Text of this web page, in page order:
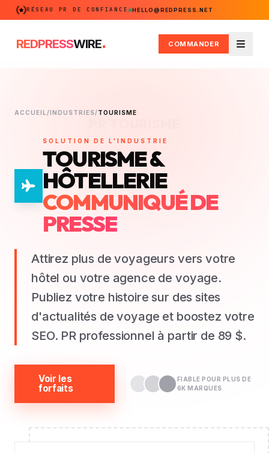
RÉSEAU PR DE CONFIANCE HELLO@REDPRESS.NET
REDPRESSWIRE. COMMANDER
Menu
ACCUEIL/INDUSTRIES/TOURISME
SOLUTION DE L'INDUSTRIE
TOURISME &
HÔTELLERIE
COMMUNIQUÉ DE
PRESSE
Attirez plus de voyageurs vers votre
hôtel ou votre agence de voyage.
Publiez votre histoire sur des sites
d'actualités de voyage et boostez votre
SEO. PR professionnel à partir de 89 $.
Voir les
forfaits
FIABLE POUR PLUS DE
6K MARQUES